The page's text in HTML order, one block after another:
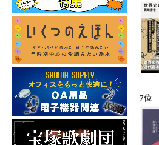
7位